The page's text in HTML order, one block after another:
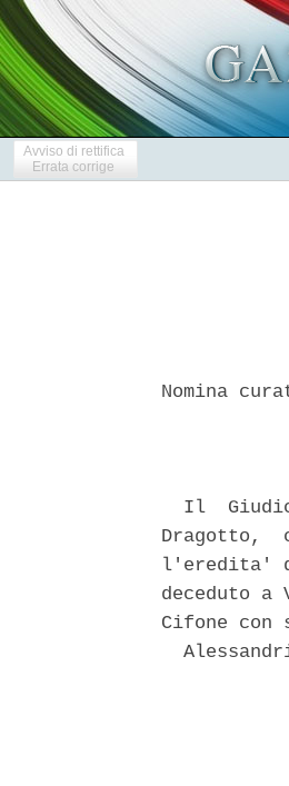
Avviso di rettifica
Errata corrige
Nomina
Il
Dragotto,
l'eredita'
deceduto
Cifone con